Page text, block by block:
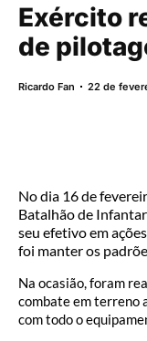
Exército
de
Ricardo Fan 22 de
No dia 16 de
Batalhão de
seu efetivo em
foi manter os
Na ocasião, foram
combate em terreno
com todo o